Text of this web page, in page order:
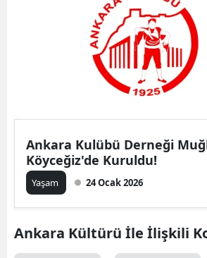
Ankara Kulübü Derneği
Köyceğiz'de Kuruldu!
Yaşam 24 Ocak 2026
Ankara Kültürü İle İlişkili